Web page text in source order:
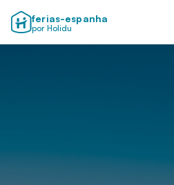
ferias-espanha
por Holidu